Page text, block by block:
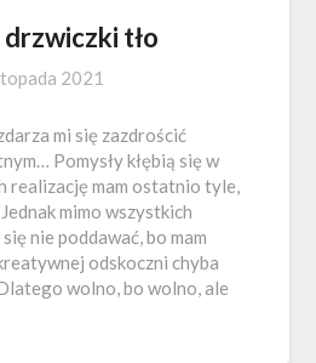
tło
2021
mi się zazdrościć
Pomysły kłębią się w
realizację mam ostatnio tyle,
Jednak mimo wszystkich
nie poddawać, bo mam
odskoczni chyba
wolno, bo wolno, ale